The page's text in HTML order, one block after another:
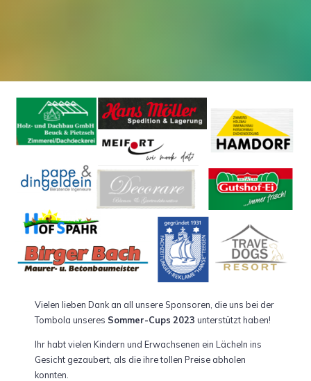
Vielen lieben Dank an all unsere Sponsoren, die uns bei der
Tombola unseres Sommer-Cups 2023 unterstützt haben!
Ihr habt vielen Kindern und Erwachsenen ein Lächeln ins
Gesicht gezaubert, als die ihre tollen Preise abholen
konnten.